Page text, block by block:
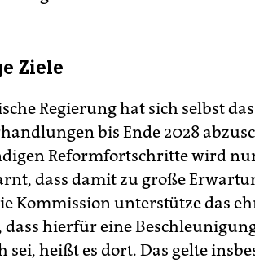
Ziele
Regierung hat sich selbst das
bis Ende 2028
Reformfortschritte wird
dass damit zu große
Kommission unterstütze das
hierfür eine
sei, heißt es dort. Das gelte